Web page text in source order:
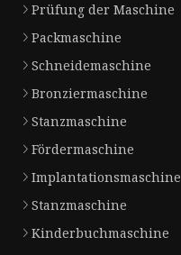
Prüfung der Maschine
Packmaschine
Schneidemaschine
Bronziermaschine
Stanzmaschine
Fördermaschine
Implantationsmaschine
Stanzmaschine
Kinderbuchmaschine